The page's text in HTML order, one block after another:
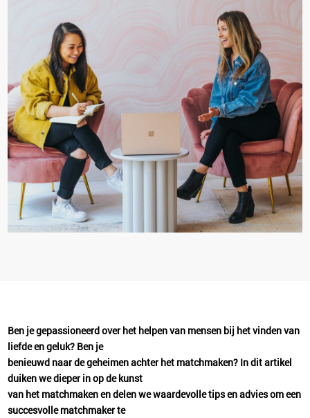
Ben je gepassioneerd over het helpen van mensen bij het vinden van
liefde en geluk? Ben je
benieuwd naar de geheimen achter het matchmaken? In dit artikel
duiken we dieper in op de kunst
van het matchmaken en delen we waardevolle tips en advies om een
succesvolle matchmaker te